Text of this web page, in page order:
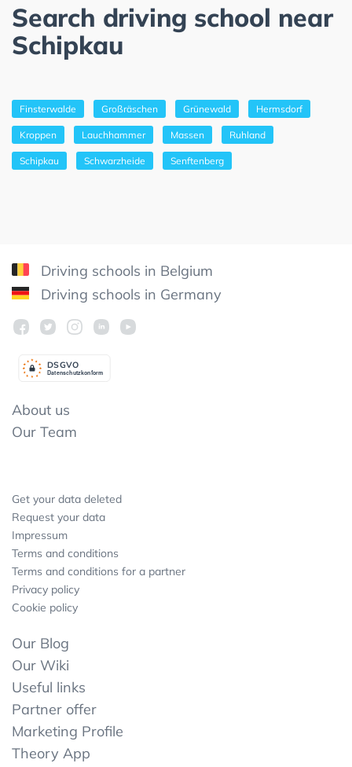
Search driving school near
Schipkau
Finsterwalde Großräschen Grünewald Hermsdorf
Kroppen Lauchhammer Massen Ruhland
Schipkau Schwarzheide Senftenberg
Driving schools in Belgium
Driving schools in Germany
Datenschutzkonform
DSGVO
About us
Our Team
Get your data deleted
Request your data
Impressum
Terms and conditions
Terms and conditions for a partner
Privacy policy
Cookie policy
Our Blog
Our Wiki
Useful links
Partner offer
Marketing Profile
Theory App